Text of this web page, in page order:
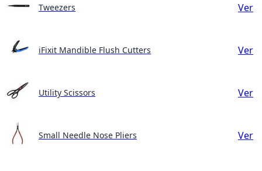
Tweezers Ver
iFixit Mandible Flush Cutters Ver
Utility Scissors Ver
Small Needle Nose Pliers Ver